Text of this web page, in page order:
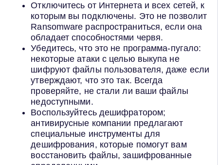
Отключитесь от Интернета и всех сетей, к
которым вы подключены. Это не позволит
Ransomware распространиться, если она
обладает способностями червя.
Убедитесь, что это не программа-пугало:
некоторые атаки с целью выкупа не
шифруют файлы пользователя, даже если
утверждают, что это так. Всегда
проверяйте, не стали ли ваши файлы
недоступными.
Воспользуйтесь дешифратором;
антивирусные компании предлагают
специальные инструменты для
дешифрования, которые помогут вам
восстановить файлы, зашифрованные